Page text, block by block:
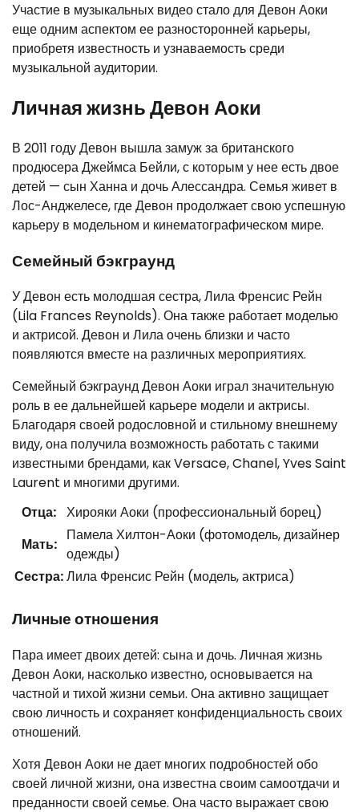
Участие в музыкальных видео стало для Девон Аоки
еще одним аспектом ее разносторонней карьеры,
приобретя известность и узнаваемость среди
музыкальной аудитории.
Личная жизнь Девон Аоки
В 2011 году Девон вышла замуж за британского
продюсера Джеймса Бейли, с которым у нее есть двое
детей — сын Ханна и дочь Алессандра. Семья живет в
Лос-Анджелесе, где Девон продолжает свою успешную
карьеру в модельном и кинематографическом мире.
Семейный бэкграунд
У Девон есть молодшая сестра, Лила Френсис Рейн
(Lila Frances Reynolds). Она также работает моделью
и актрисой. Девон и Лила очень близки и часто
появляются вместе на различных мероприятиях.
Семейный бэкграунд Девон Аоки играл значительную
роль в ее дальнейшей карьере модели и актрисы.
Благодаря своей родословной и стильному внешнему
виду, она получила возможность работать с такими
известными брендами, как Versace, Chanel, Yves Saint
Laurent и многими другими.
Отца: Хирояки Аоки (профессиональный борец)
Мать:
Памела Хилтон-Аоки (фотомодель, дизайнер
одежды)
Сестра:Лила Френсис Рейн (модель, актриса)
Личные отношения
Пара имеет двоих детей: сына и дочь. Личная жизнь
Девон Аоки, насколько известно, основывается на
частной и тихой жизни семьи. Она активно защищает
свою личность и сохраняет конфиденциальность своих
отношений.
Хотя Девон Аоки не дает многих подробностей обо
своей личной жизни, она известна своим самоотдачи и
преданности своей семье. Она часто выражает свою